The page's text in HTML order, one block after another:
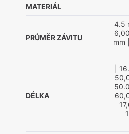
MATERIÁL
PRŮMĚR ZÁVITU
4.5
mm
DÉLKA
|